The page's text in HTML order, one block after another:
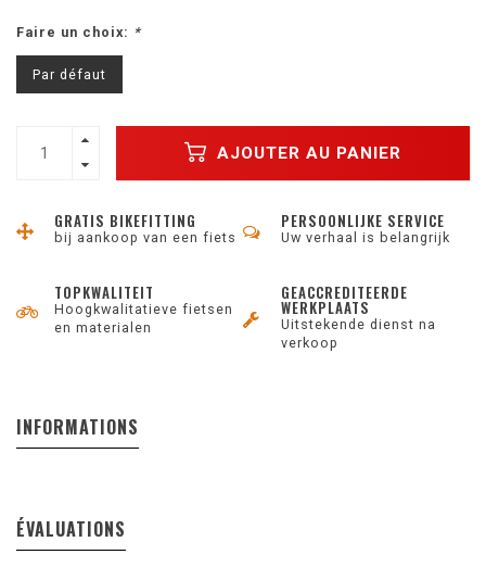
Faire un choix: *
Par défaut
AJOUTER AU PANIER
GRATIS BIKEFITTING
bij aankoop van een fiets
PERSOONLIJKE SERVICE
Uw verhaal is belangrijk
TOPKWALITEIT
Hoogkwalitatieve fietsen
en materialen
GEACCREDITEERDE
WERKPLAATS
Uitstekende dienst na
verkoop
INFORMATIONS
ÉVALUATIONS